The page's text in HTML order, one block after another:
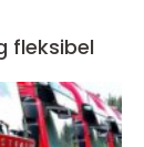
fleksibel